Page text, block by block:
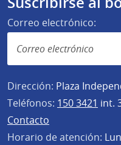
Correo electrónico:
Dirección: Plaza
Teléfonos: 150 3421 int.
Contacto
Horario de atención: